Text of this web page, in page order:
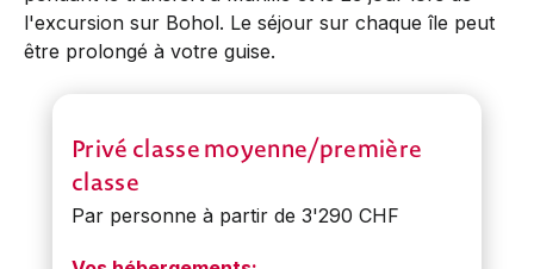
l'excursion sur Bohol. Le séjour sur chaque île peut
être prolongé à votre guise.
Privé classe moyenne/première
classe
Par personne à partir de 3'290 CHF